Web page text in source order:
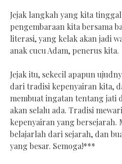
Jejak langkah yang kita
pengembaraan kita bersama
literasi, yang kelak akan jadi
anak cucu Adam, penerus kita.
Jejak itu, sekecil apapun
dari tradisi kepenyairan kita,
membuat ingatan tentang jati
akan selalu ada. Tradisi
kepenyairan yang bersejarah.
belajarlah dari sejarah, dan
yang besar. Semoga!***